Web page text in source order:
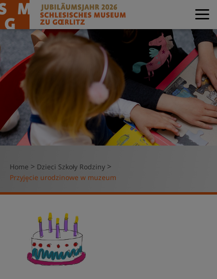
Home > Dzieci Szkoły Rodziny >
Przyjęcie urodzinowe w muzeum